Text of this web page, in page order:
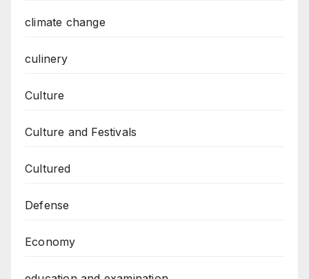
climate change
culinery
Culture
Culture and Festivals
Cultured
Defense
Economy